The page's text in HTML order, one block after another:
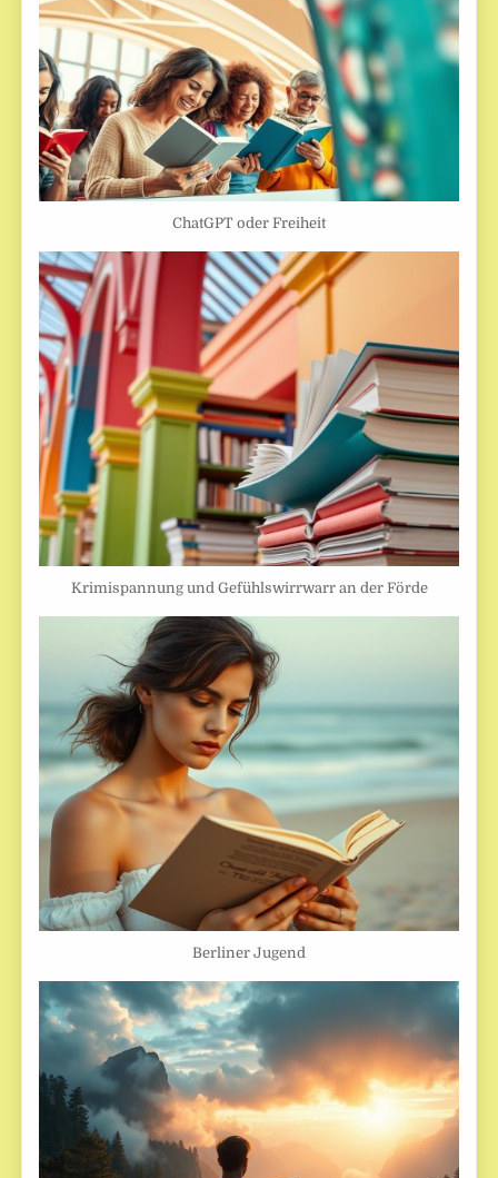
ChatGPT oder Freiheit
Krimispannung und Gefühlswirrwarr an der Förde
Berliner Jugend